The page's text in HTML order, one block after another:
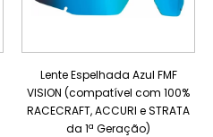
Lente Espelhada Azul FMF
VISION (compatível com 100%
RACECRAFT, ACCURI e STRATA
da 1ª Geração)